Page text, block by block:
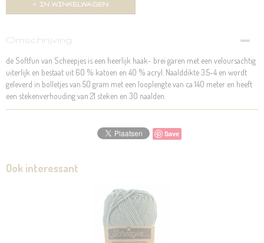
IN WINKELWAGEN
Omschrijving
de Softfun van Scheepjes is een heerlijk haak- brei garen met een veloursachtig
uiterlijk en bestaat uit 60 % katoen en 40 % acryl. Naalddikte 3.5-4 en wordt
geleverd in bolletjes van 50 gram met een looplengte van ca 140 meter en heeft
een stekenverhouding van 21 steken en 30 naalden.
Save
Ook interessant